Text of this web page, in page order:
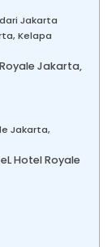
Jakarta
Kelapa
Jakarta,
Jakarta,
Hotel Royale